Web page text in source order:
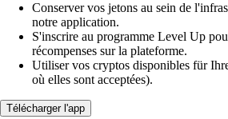
Conserver vos jetons au sein de
notre application.
S'inscrire au programme Level Up
récompenses sur la plateforme.
Utiliser vos cryptos disponibles für
où elles sont acceptées).
Télécharger l'app